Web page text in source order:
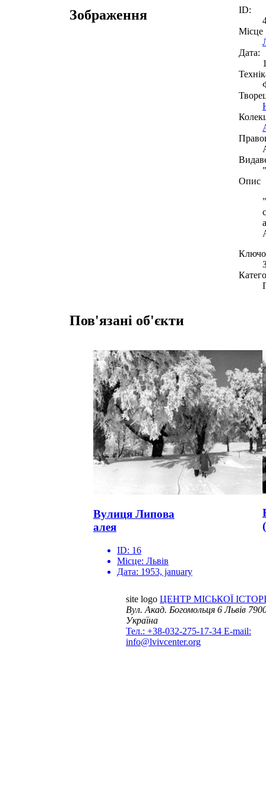
Зображення
ID:
Місце
Дата:
Опис
Пов'язані об'єкти
Вулиця Липова
алея
ID: 16
Місце: Львів
Дата: 1953, january
site logo ЦЕНТР МІСЬКОЇ
Вул. Акад. Богомольця 6Львів
Україна
Тел.: +38-032-275-17-34 E-mail:
info@lvivcenter.org